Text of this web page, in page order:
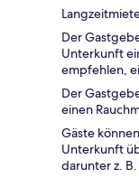
Der
Unterkunft
empfehlen,
Der
einen
Gäste
Unterkunft
darunter z.